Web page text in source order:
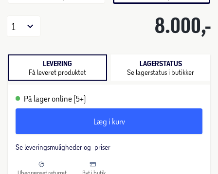
8.000,-
1
LEVERING
Få leveret produktet
LAGERSTATUS
Se lagerstatus i butikker
På lager online (5+)
Læg i kurv
Se leveringsmuligheder og -priser